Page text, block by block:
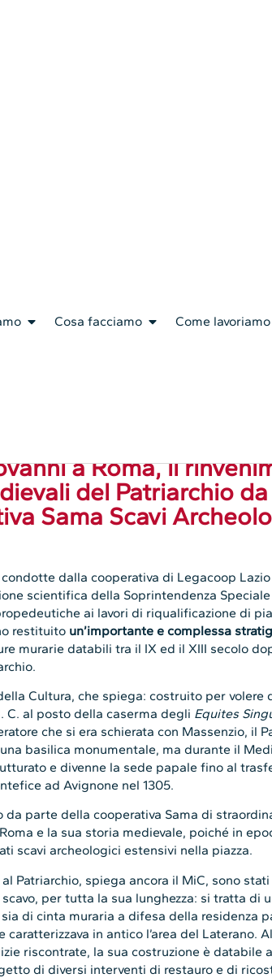
a Roma, il
del Patriarchio
Sama Scavi
dalla cooperativa di Legacoop Lazio
scientifica della Soprintendenza Speciale
ai lavori di riqualificazione di
restituito un’importante e complessa
murarie databili tra il IX ed il XIII secolo
Cultura, che spiega: costruito per volere
C. al posto della caserma degli Equites
che si era schierata con Massenzio, il
basilica monumentale, ma durante il
e divenne la sede papale fino al
ad Avignone nel 1305.
da parte della cooperativa Sama di
e la sua storia medievale, poiché in
scavi archeologici estensivi nella piazza.
Patriarchio, spiega ancora il MiC, sono
per tutta la sua lunghezza: si tratta di
di cinta muraria a difesa della residenza
in antico l’area del Laterano.
riscontrate, la sua costruzione è databile
di diversi interventi di restauro e di